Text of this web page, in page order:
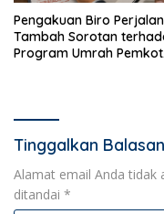
Pengakuan Biro
Tambah Sorotan
Program Umrah Pemkot
Tinggalkan Balasan
Alamat email Anda tidak
ditandai *